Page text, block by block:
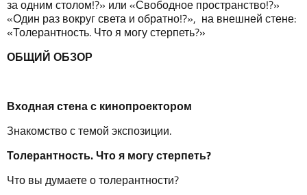
за одним столом!?» или «Свободное пространство!?»
«Один раз вокруг света и обратно!?», на внешней стене:
«Толерантность. Что я могу стерпеть?»
ОБЩИЙ ОБЗОР
Входнаястенас кинопроектором
Знакомство с темой экспозиции.
Толерантность.Чтоя могустерпеть?
Что вы думаете о толерантности?